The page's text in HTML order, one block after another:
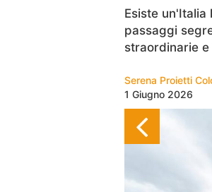
Esiste
passaggi
straordinarie
Serena Proietti
1 Giugno 2026